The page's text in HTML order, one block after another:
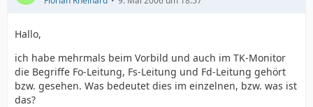
Hallo,
ich habe mehrmals beim Vorbild und auch im TK-Monitor
die Begriffe Fo-Leitung, Fs-Leitung und Fd-Leitung gehört
bzw. gesehen. Was bedeutet dies im einzelnen, bzw. was ist
das?